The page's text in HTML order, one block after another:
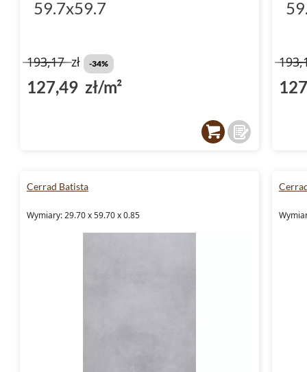
59.7x59.7
193,17zł -34%
127,49 zł/m²
Cerrad Batista
Wymiary: 29.70 x 59.70 x 0.85